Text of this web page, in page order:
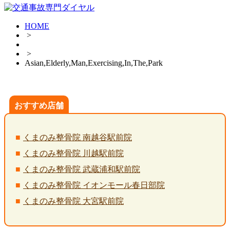
HOME
>
>
Asian,Elderly,Man,Exercising,In,The,Park
おすすめ店舗
くまのみ整骨院 南越谷駅前院
くまのみ整骨院 川越駅前院
くまのみ整骨院 武蔵浦和駅前院
くまのみ整骨院 イオンモール春日部院
くまのみ整骨院 大宮駅前院